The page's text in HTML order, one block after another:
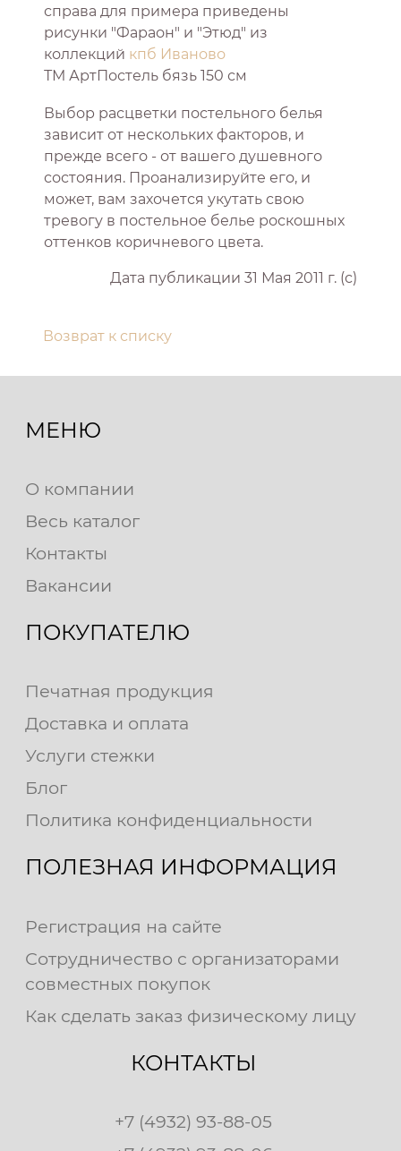
справа для примера приведены
рисунки "Фараон" и "Этюд" из
коллекций кпб Иваново
ТМ АртПостель бязь 150 см
Выбор расцветки постельного белья
зависит от нескольких факторов, и
прежде всего - от вашего душевного
состояния. Проанализируйте его, и
может, вам захочется укутать свою
тревогу в постельное белье роскошных
оттенков коричневого цвета.
Дата публикации 31 Мая 2011 г. (с)
Возврат к списку
МЕНЮ
О компании
Весь каталог
Контакты
Вакансии
ПОКУПАТЕЛЮ
Печатная продукция
Доставка и оплата
Услуги стежки
Блог
Политика конфиденциальности
ПОЛЕЗНАЯ ИНФОРМАЦИЯ
Регистрация на сайте
Сотрудничество с организаторами
совместных покупок
Как сделать заказ физическому лицу
КОНТАКТЫ
+7 (4932) 93-88-05